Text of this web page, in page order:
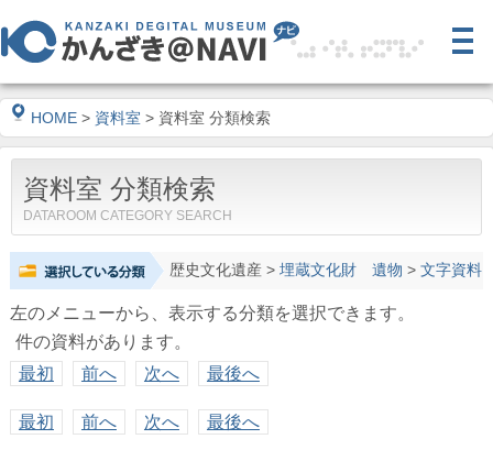
HOME > 資料室 > 資料室 分類検索
資料室 分類検索
DATAROOM CATEGORY SEARCH
歴史文化遺産> 埋蔵文化財 遺物 > 文字資料
左のメニューから、表示する分類を選択できます。
件の資料があります。
最初
前へ 次へ 最後へ
最初 前へ 次へ 最後へ